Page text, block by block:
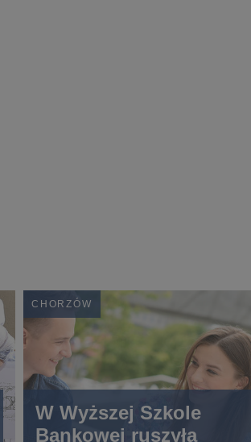
CHORZÓW
W Wyższej Szkole
Bankowej ruszyła